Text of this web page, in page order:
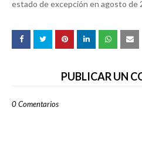
estado de excepción en agosto de
PUBLICAR UN
0 Comentarios